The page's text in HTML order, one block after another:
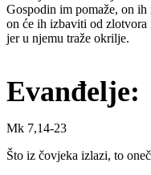
Gospodin im pomaže, on ih
on će ih izbaviti od zlotvora
jer u njemu traže okrilje.
Evanđelje:
Mk 7,14-23
Što iz čovjeka izlazi, to